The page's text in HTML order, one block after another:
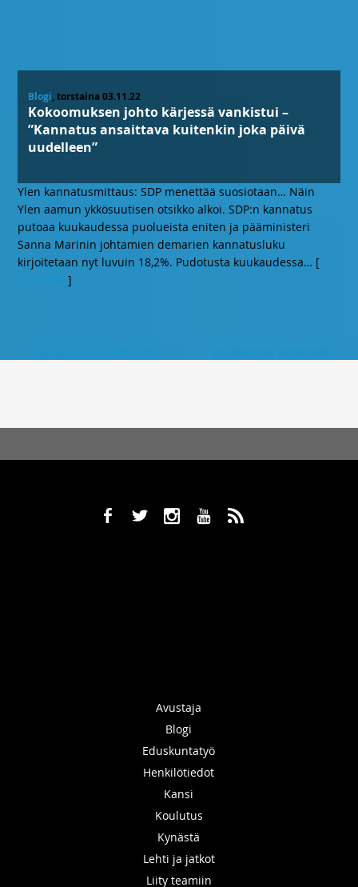
Blogi, torstaina 03.11.22
Kokoomuksen johto kärjessä vankistui –
”Kannatus ansaittava kuitenkin joka päivä
uudelleen”
Ylen kannatusmittaus: SDP menettää suosiotaan… Näin
Ylen aamun ykkösuutisen otsikko alkoi. SDP:n kannatus
putoaa kuukaudessa puolueista eniten ja pääministeri
Sanna Marinin johtamien demarien kannatusluku
kirjoitetaan nyt luvuin 18,2%. Pudotusta kuukaudessa… [
]
b a x r ,
Avustaja
Blogi
Eduskuntatyö
Henkilötiedot
Kansi
Koulutus
Kynästä
Lehti ja jatkot
Liity teamiin